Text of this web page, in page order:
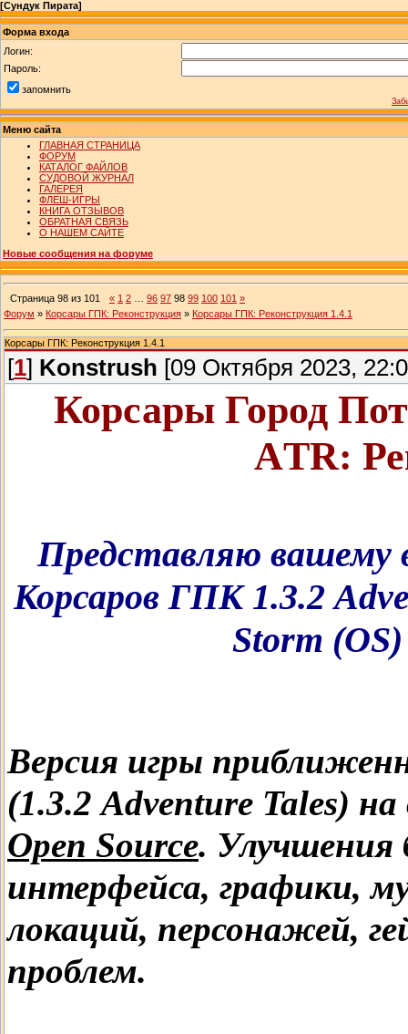
[Сундук Пирата]
Форма входа
Логин:
Пароль:
запомнить
Меню сайта
ГЛАВНАЯ СТРАНИЦА
ФОРУМ
КАТАЛОГ ФАЙЛОВ
СУДОВОЙ ЖУРНАЛ
ГАЛЕРЕЯ
ФЛЕШ-ИГРЫ
КНИГА ОТЗЫВОВ
ОБРАТНАЯ СВЯЗЬ
О НАШЕМ САЙТЕ
Новые сообщения на форуме
Страница 98 из 101 « 1 2 96 97 98 99 100 101 »
Форум » Корсары ГПК: Реконструкция » Корсары ГПК: Реконструкция 1.4.1
Корсары ГПК: Реконструкция 1.4.1
[1] Konstrush [09 Октября 2023,
Корсары Город
АTR:
Представляю вашему
Корсаров ГПК 1.3.2
Storm
Версия игры
(1.3.2 Adventure Tales)
Open Source. Улучшения
интерфейса, графики,
локаций, персонажей,
проблем.